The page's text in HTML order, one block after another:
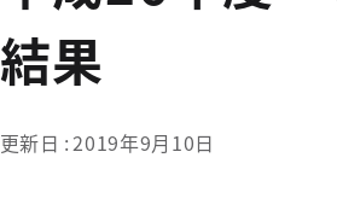
結果
更新日 2019年9月10日